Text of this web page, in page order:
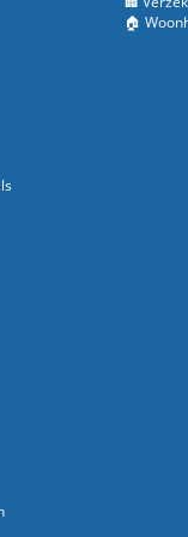
🏠